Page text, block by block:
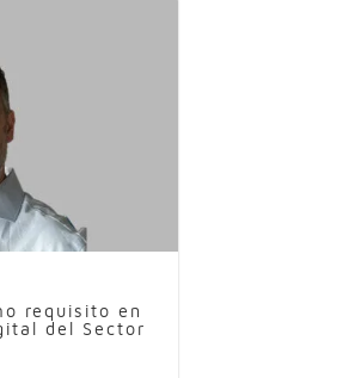
requisito en
del Sector